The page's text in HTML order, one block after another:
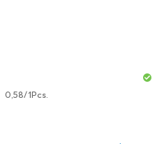
EUR
0,58/1Pcs.